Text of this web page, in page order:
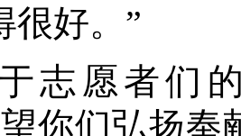
很好。”
愿者们的
你们弘扬